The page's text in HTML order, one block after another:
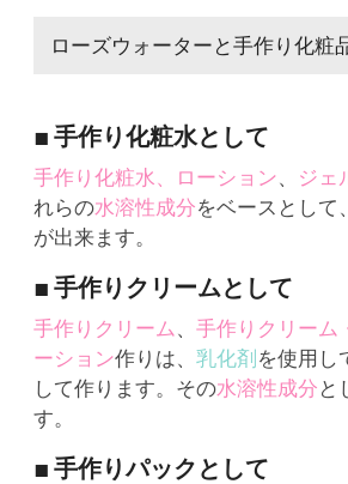
ローズウォーターと手作り化粧
■ 手作り化粧水として
手作り化粧水、ローション、 ジェ
れらの水溶性成分をベースとして
が出来ます。
■ 手作りクリームとして
手作りクリーム 、 手作りクリーム
ーション作りは、 乳化剤を使用し
して作ります。その水溶性成分 と
す。
■ 手作りパックとして